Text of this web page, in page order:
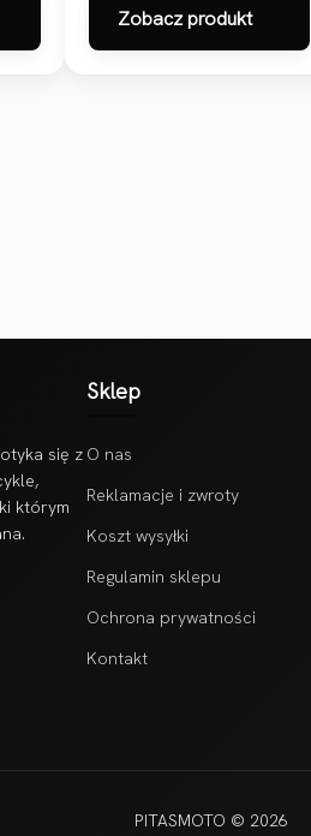
Zobacz produkt
się z
którym
Sklep
O nas
Reklamacje i zwroty
Koszt wysyłki
Regulamin sklepu
Ochrona prywatności
Kontakt
PITASMOTO © 2026